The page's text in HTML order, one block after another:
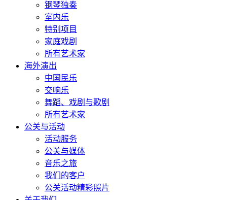
钢琴独奏
室内乐
特别项目
家庭戏剧
所有艺术家
海外演出
中国民乐
交响乐
舞蹈、戏剧与歌剧
所有艺术家
公关与活动
活动服务
公关与媒体
音乐之旅
我们的客户
公关活动精彩照片